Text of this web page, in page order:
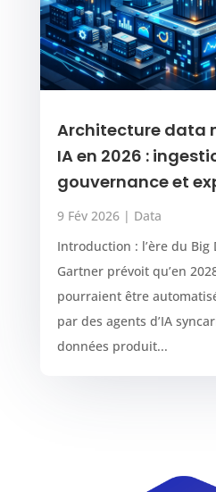
Architecture data
IA en 2026 :
gouvernance et
9 Fév 2026| Data
Introduction : l’ère du Big
Gartner prévoit qu’en
pourraient être
par des agents d’IA
données produit...